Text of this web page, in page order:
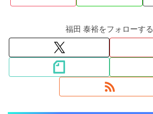
福田 泰裕をフォローする